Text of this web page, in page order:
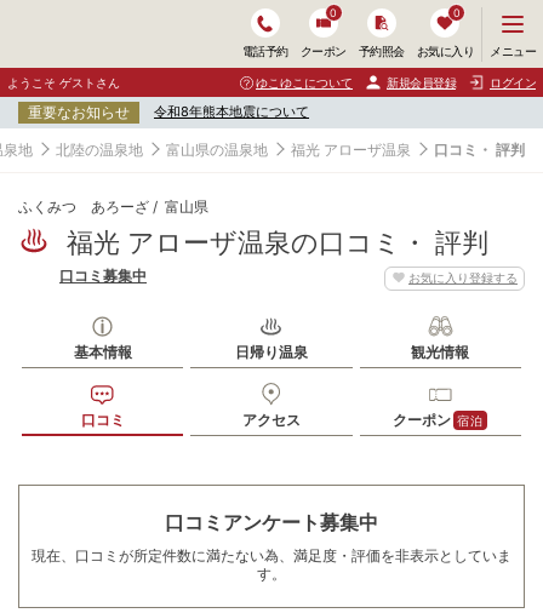
電話予約 クーポン
0
予約照会 お気に入り
0
ニ
ュ
ー
開
く
メニュー
ようこそ ゲストさん ゆこゆこについて 新規会員登録 ログイン
重要なお知らせ 令和8年熊本地震について
泉地 北陸の温泉地 富山県の温泉地 福光 アローザ温泉 口コミ・ 評判
ふくみつ あろーざ 富山県
福光 アローザ温泉の口コミ・ 評判
お気に入り登録する
口コミ募集中
基本情報 日帰り温泉 観光情報
口コミ アクセス クーポン 宿泊
口コミアンケート募集中
現在、口コミが所定件数に満たない為、満足度・評価を非表示としていま
す。